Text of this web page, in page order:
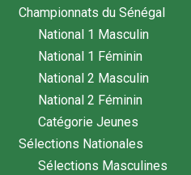
Championnats du Sénégal
National 1 Masculin
National 1 Féminin
National 2 Masculin
National 2 Féminin
Catégorie Jeunes
Sélections Nationales
Sélections Masculines